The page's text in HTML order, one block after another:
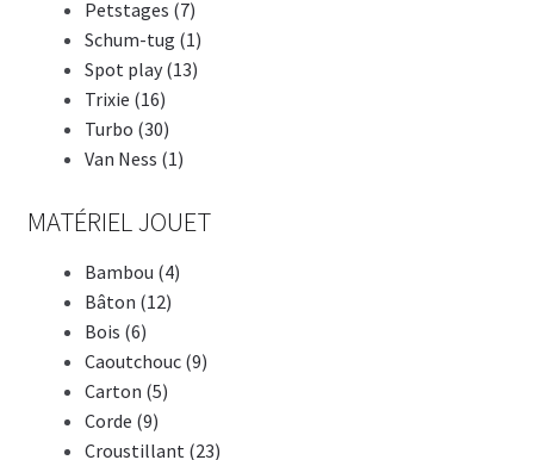
Petstages (7)
Schum-tug (1)
Spot play (13)
Trixie (16)
Turbo (30)
Van Ness (1)
MATÉRIEL JOUET
Bambou (4)
Bâton (12)
Bois (6)
Caoutchouc (9)
Carton (5)
Corde (9)
Croustillant (23)